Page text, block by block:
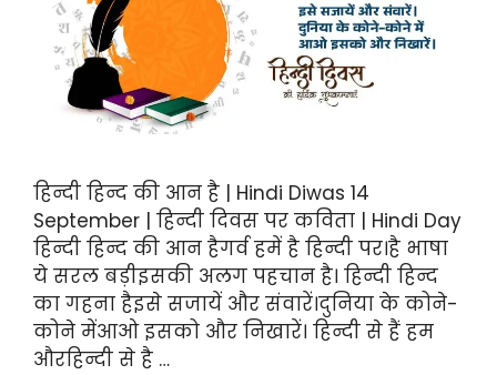
हिन्दी हिन्द की आन है | Hindi Diwas 14
September | हिन्दी दिवस पर कविता | Hindi Day
हिन्दी हिन्द की आन हैगर्व हमें है हिन्दी पर।है भाषा
ये सरल बड़ीइसकी अलग पहचान है। हिन्दी हिन्द
का गहना हैइसे सजायें और संवारें।दुनिया के कोने-
कोने मेंआओ इसको और निखारें। हिन्दी से हैं हम
औरहिन्दी से है …